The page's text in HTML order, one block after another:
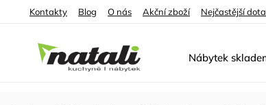
Kontakty Blog O nás Akční zboží Nejčastější
Nábytek